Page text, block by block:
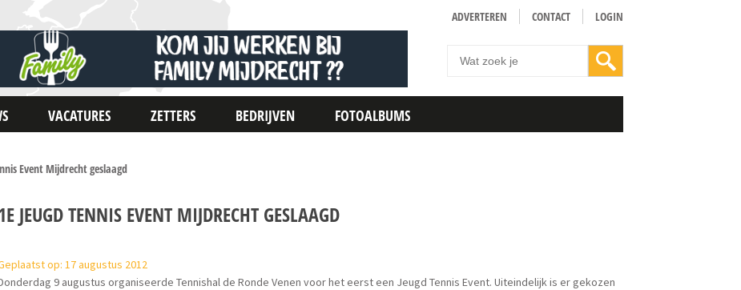
ADVERTEREN CONTACT LOGIN
VACATURES ZETTERS BEDRIJVEN FOTOALBUMS
Event Mijdrecht geslaagd
JEUGD TENNIS EVENT MIJDRECHT GESLAAGD
op: 17 augustus 2012
9 augustus organiseerde Tennishal de Ronde Venen voor het eerst een Jeugd Tennis Event. Uiteindelijk is er gekozen